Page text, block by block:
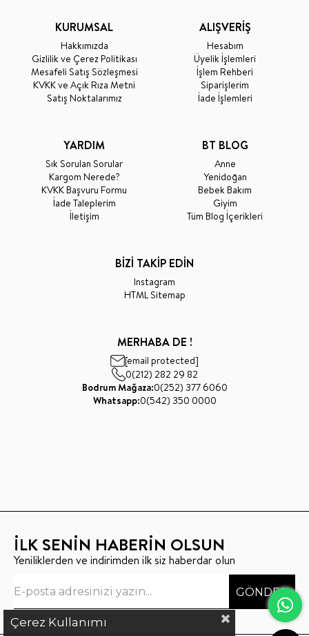
KURUMSAL
Hakkımızda
Gizlilik ve Çerez Politikası
Mesafeli Satış Sözleşmesi
KVKK ve Açık Rıza Metni
Satış Noktalarımız
ALIŞVERİŞ
Hesabım
Üyelik İşlemleri
İşlem Rehberi
Siparişlerim
İade İşlemleri
YARDIM
Sık Sorulan Sorular
Kargom Nerede?
KVKK Başvuru Formu
İade Taleplerim
İletişim
BT BLOG
Anne
Yenidoğan
Bebek Bakım
Giyim
Tüm Blog İçerikleri
BİZİ TAKİP EDİN
Instagram
HTML Sitemap
MERHABA DE !
[email protected]
0(212) 282 29 82
Bodrum Mağaza:0(252) 377 6060
Whatsapp:0(542) 350 0000
İLK SENİN HABERİN OLSUN
Yeniliklerden ve indirimden ilk siz haberdar olun
GÖNDER
Çerez Kullanımı